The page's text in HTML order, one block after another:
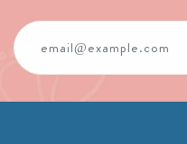
email@example.com